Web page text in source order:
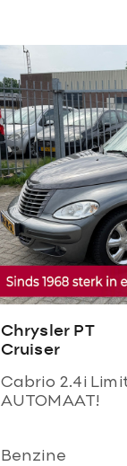
Chrysler PT
Cruiser
Cabrio 2.4i
AUTOMAAT!
LMV l LEER l
Benzine